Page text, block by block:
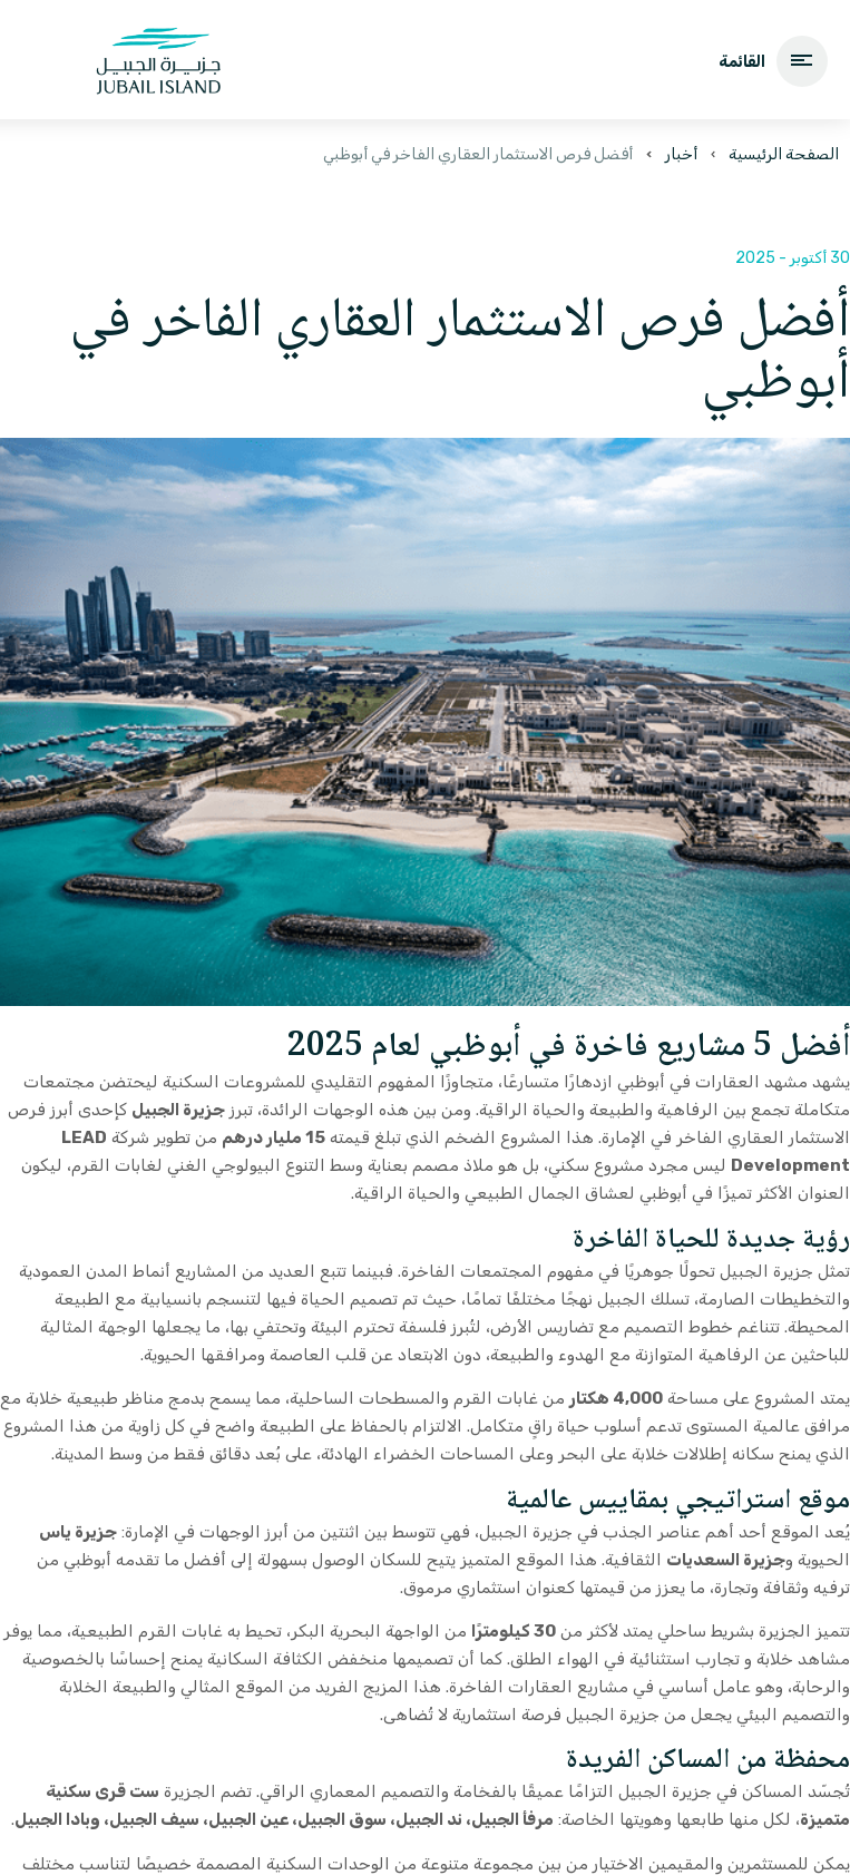
القائمة
الصفحة الرئيسية أخبار أفضل فرص الاستثمار العقاري الفاخر في أبوظبي
30 أكتوبر - 2025
أفضل فرص الاستثمار العقاري الفاخر في
أبوظبي
أفضل 5 مشاريع فاخرة في أبوظبي لعام 2025
يشهد مشهد العقارات في أبوظبي ازدهارًا متسارعًا، متجاوزًا المفهوم التقليدي للمشروعات السكنية ليحتضن مجتمعات
متكاملة تجمع بين الرفاهية والطبيعة والحياة الراقية. ومن بين هذه الوجهات الرائدة، تبرز جزيرة الجبيل كإحدى أبرز فرص
الاستثمار العقاري الفاخر في الإمارة. هذا المشروع الضخم الذي تبلغ قيمته 15 مليار درهم من تطوير شركة LEAD
Development ليس مجرد مشروع سكني، بل هو ملاذ مصمم بعناية وسط التنوع البيولوجي الغني لغابات القرم، ليكون
العنوان الأكثر تميزًا في أبوظبي لعشاق الجمال الطبيعي والحياة الراقية.
رؤية جديدة للحياة الفاخرة
تمثل جزيرة الجبيل تحولًا جوهريًا في مفهوم المجتمعات الفاخرة. فبينما تتبع العديد من المشاريع أنماط المدن العمودية
والتخطيطات الصارمة، تسلك الجبيل نهجًا مختلفًا تمامًا، حيث تم تصميم الحياة فيها لتنسجم بانسيابية مع الطبيعة
المحيطة. تتناغم خطوط التصميم مع تضاريس الأرض، لتُبرز فلسفة تحترم البيئة وتحتفي بها، ما يجعلها الوجهة المثالية
للباحثين عن الرفاهية المتوازنة مع الهدوء والطبيعة، دون الابتعاد عن قلب العاصمة ومرافقها الحيوية.
يمتد المشروع على مساحة 4,000 هكتار
من غابات القرم والمسطحات الساحلية، مما يسمح بدمج مناظر طبيعية خلابة مع
مرافق عالمية المستوى تدعم أسلوب حياة راقٍ متكامل. الالتزام بالحفاظ على الطبيعة واضح في كل زاوية من هذا المشروع
الذي يمنح سكانه إطلالات خلابة على البحر وعلى المساحات الخضراء الهادئة، على بُعد دقائق فقط من وسط المدينة.
موقع استراتيجي بمقاييس عالمية
يُعد الموقع أحد أهم عناصر الجذب في جزيرة الجبيل، فهي تتوسط بين اثنتين من أبرز الوجهات في الإمارة: جزيرة ياس
الحيوية وجزيرة السعديات الثقافية. هذا الموقع المتميز يتيح للسكان الوصول بسهولة إلى أفضل ما تقدمه أبوظبي من
ترفيه وثقافة وتجارة، ما يعزز من قيمتها كعنوان استثماري مرموق.
تتميز الجزيرة بشريط ساحلي يمتد لأكثر من 30 كيلومترًا
من الواجهة البحرية البكر، تحيط به غابات القرم الطبيعية، مما يوفر
مشاهد خلابة و تجارب استثنائية في الهواء الطلق. كما أن تصميمها منخفض الكثافة السكانية يمنح إحساسًا بالخصوصية
والرحابة، وهو عامل أساسي في مشاريع العقارات الفاخرة. هذا المزيج الفريد من الموقع المثالي والطبيعة الخلابة
والتصميم البيئي يجعل من جزيرة الجبيل فرصة استثمارية لا تُضاهى.
محفظة من المساكن الفريدة
تُجسّد المساكن في جزيرة الجبيل التزامًا عميقًا بالفخامة والتصميم المعماري الراقي. تضم الجزيرة ست قرى سكنية
متميزة، لكل منها طابعها وهويتها الخاصة: مرفأ الجبيل، ند الجبيل، سوق الجبيل، عين الجبيل، سيف الجبيل، وبادا الجبيل.
يمكن للمستثمرين والمقيمين الاختيار من بين مجموعة متنوعة من الوحدات السكنية المصممة خصيصًا لتناسب مختلف